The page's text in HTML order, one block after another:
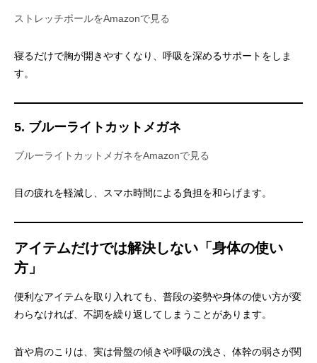
ストレッチポールをAmazonで見る
寝るだけで胸が開きやすくなり、呼吸を深めるサポートをしま
す。
5. ブルーライトカットメガネ
ブルーライトカットメガネをAmazonで見る
目の疲れを軽減し、スマホ時間による負担を和らげます。
アイテムだけでは解決しない「身体の使い
方」
便利なアイテムを取り入れても、普段の姿勢や身体の使い方が変
わらなければ、不調を繰り返してしまうことがあります。
首や肩のこりは、実は骨盤の傾きや呼吸の浅さ、体幹の弱さが関